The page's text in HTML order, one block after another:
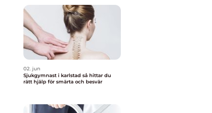
02. jun
Sjukgymnast i karlstad så hittar du
rätt hjälp för smärta och besvär